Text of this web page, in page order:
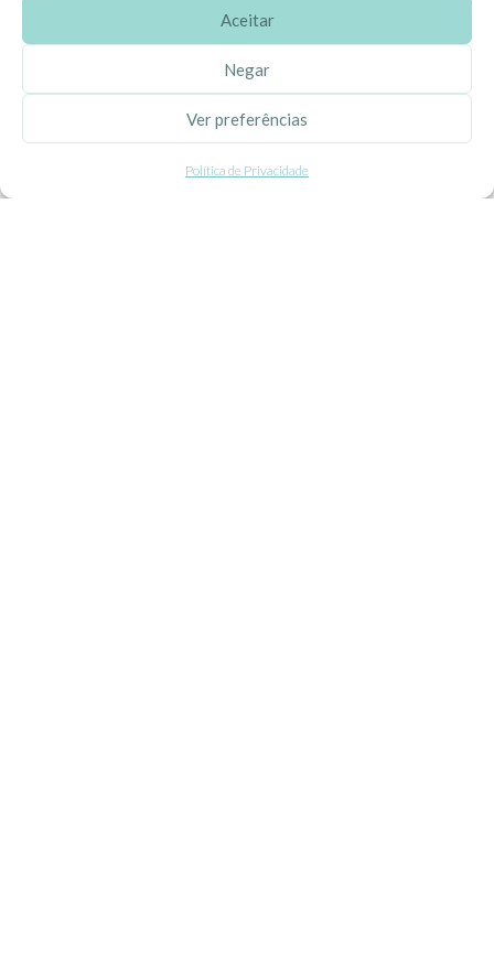
Aceitar
Negar
Ver preferências
Política de Privacidade
Sobre Nós
Propriedade Intelectual
Colaboração com Bloggers